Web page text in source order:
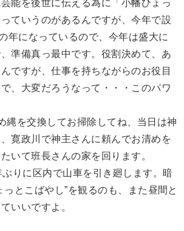
能を後世に伝える為に「小幡ひょっ
ていうのがあるんですが、今年で設
年になっているので、今年は盛大に
準備真っ最中です。役割決めて、あ
ですが、仕事を持ちながらのお役目
、大変だろうなって・・・このパワ
縄を交換してお掃除してね、当日は神
寛政川で神主さんに頼んでお清めを
いて班長さんの家を回ります。
りに区内で山車を引き廻します。暗
っとこばやし”を観るのも、また昼間と
いいですよ。